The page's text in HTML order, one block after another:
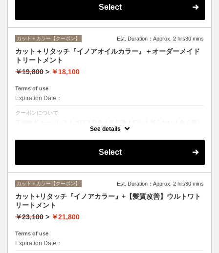
Select
カット＋カラー【クーポン】 Est. Duration：Approx. 2 hrs30 mins
カット＋リタッチ『イノアオイルカラー』＋オーダーメイド
トリートメント
￥19,800 > ￥18,100
Terms of use
Expiration Date：
クーポンについて
い処方のイノアオイルカラーのセットメニュー☆
See details
Select
カット＋カラー【クーポン】 Est. Duration：Approx. 2 hrs30 mins
カット+リタッチ『イノアカラー』+【髪質改善】ウルトワト
リートメント
￥23,100 > ￥21,800
Terms of use
Expiration Date：